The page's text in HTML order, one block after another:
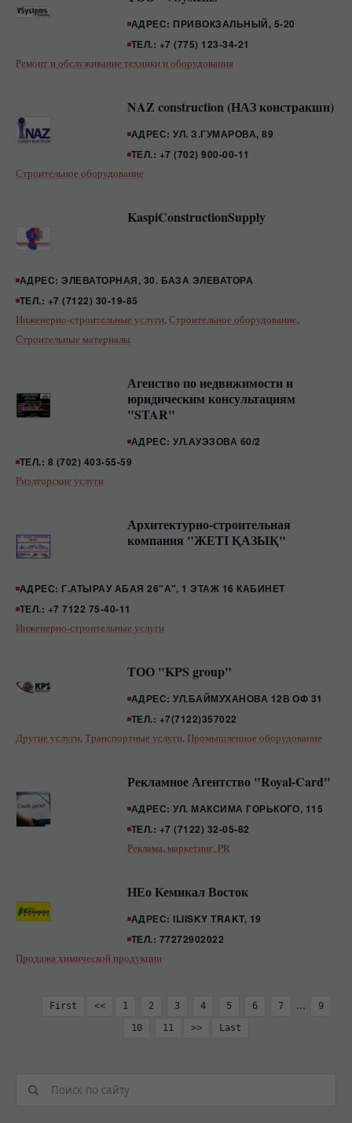
АДРЕС: ПРИВОКЗАЛЬНЫЙ, 5-20
ТЕЛ.: +7 (775) 123-34-21
Ремонт и обслуживание техники и оборудования
NAZ construction (НАЗ констракшн)
АДРЕС: УЛ. З.ГУМАРОВА, 89
ТЕЛ.: +7 (702) 900-00-11
Строительное оборудование
KaspiConstructionSupply
АДРЕС: ЭЛЕВАТОРНАЯ, 30. БАЗА ЭЛЕВАТОРА
ТЕЛ.: +7 (7122) 30-19-85
Инженерно-строительные услуги,Строительное оборудование,
Строительные материалы
Агенство по недвижимости и
юридическим консультациям
"STAR"
АДРЕС: УЛ.АУЭЗОВА 60/2
ТЕЛ.: 8 (702) 403-55-59
Риэлторские услуги
Архитектурно-строительная
компания "ЖЕТІ ҚАЗЫҚ"
АДРЕС: Г.АТЫРАУ АБАЯ 26"А", 1 ЭТАЖ 16 КАБИНЕТ
ТЕЛ.: +7 7122 75-40-11
Инженерно-строительные услуги
ТОО "KPS group"
АДРЕС: УЛ.БАЙМУХАНОВА 12В ОФ 31
ТЕЛ.: +7(7122)357022
Другие услуги,Транспортные услуги, Промышленное оборудование
Рекламное Агентство "Royal-Card"
АДРЕС: УЛ. МАКСИМА ГОРЬКОГО, 115
ТЕЛ.: +7 (7122) 32-05-82
Реклама, маркетинг, PR
НЕо Кемикал Восток
АДРЕС: ILIISKY TRAKT, 19
ТЕЛ.: 77272902022
Продажа химической продукции
First << 1 2 3 4 5 6 7 ...
9
10
11 >> Last